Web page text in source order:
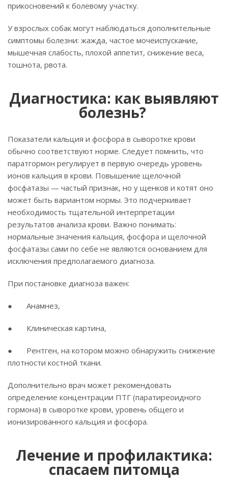
прикосновений к болевому участку.
У взрослых собак могут наблюдаться дополнительные
симптомы болезни: жажда, частое мочеиспускание,
мышечная слабость, плохой аппетит, снижение веса,
тошнота, рвота.
Диагностика: как выявляют
болезнь?
Показатели кальция и фосфора в сыворотке крови
обычно соответствуют норме. Следует помнить, что
паратгормон регулирует в первую очередь уровень
ионов кальция в крови. Повышение щелочной
фосфатазы — частый признак, но у щенков и котят оно
может быть вариантом нормы. Это подчеркивает
необходимость тщательной интерпретации
результатов анализа крови. Важно понимать:
нормальные значения кальция, фосфора и щелочной
фосфатазы сами по себе не являются основанием для
исключения предполагаемого диагноза.
При постановке диагноза важен:
● Анамнез,
● Клиническая картина,
● Рентген, на котором можно обнаружить снижение
плотности костной ткани.
Дополнительно врач может рекомендовать
определение концентрации ПТГ (паратиреоидного
гормона) в сыворотке крови, уровень общего и
ионизированного кальция и фосфора.
Лечение и профилактика:
спасаем питомца